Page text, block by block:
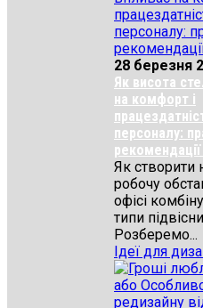
28 березня
Як висота
на комфорт і
персоналу:
Як створити
робочу
офісі
типи
Розберемо...
Ідеї для